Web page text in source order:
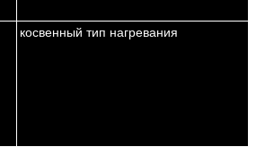
косвенный тип нагревания